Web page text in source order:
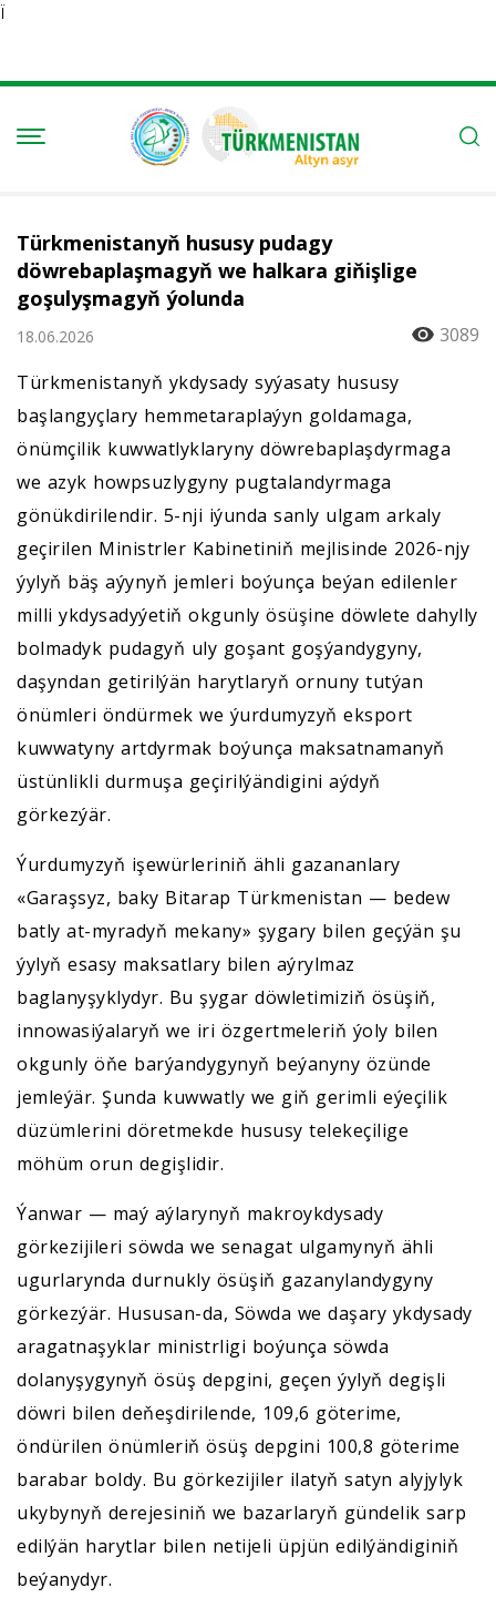
Ï
Türkmenistanyň hususy pudagy
döwrebaplaşmagyň we halkara giňişlige
goşulyşmagyň ýolunda
18.06.2026
3089
Türkmenistanyň ykdysady syýasaty hususy
başlangyçlary hemmetaraplaýyn goldamaga,
önümçilik kuwwatlyklaryny döwrebaplaşdyrmaga
we azyk howpsuzlygyny pugtalandyrmaga
gönükdirilendir. 5-nji iýunda sanly ulgam arkaly
geçirilen Ministrler Kabinetiniň mejlisinde 2026-njy
ýylyň bäş aýynyň jemleri boýunça beýan edilenler
milli ykdysadyýetiň okgunly ösüşine döwlete dahylly
bolmadyk pudagyň uly goşant goşýandygyny,
daşyndan getirilýän harytlaryň ornuny tutýan
önümleri öndürmek we ýurdumyzyň eksport
kuwwatyny artdyrmak boýunça maksatnamanyň
üstünlikli durmuşa geçirilýändigini aýdyň
görkezýär.
Ýurdumyzyň işewürleriniň ähli gazananlary
«Garaşsyz, baky Bitarap Türkmenistan — bedew
batly at-myradyň mekany» şygary bilen geçýän şu
ýylyň esasy maksatlary bilen aýrylmaz
baglanyşyklydyr. Bu şygar döwletimiziň ösüşiň,
innowasiýalaryň we iri özgertmeleriň ýoly bilen
okgunly öňe barýandygynyň beýanyny özünde
jemleýär. Şunda kuwwatly we giň gerimli eýeçilik
düzümlerini döretmekde hususy telekeçilige
möhüm orun degişlidir.
Ýanwar — maý aýlarynyň makroykdysady
görkezijileri söwda we senagat ulgamynyň ähli
ugurlarynda durnukly ösüşiň gazanylandygyny
görkezýär. Hususan-da, Söwda we daşary ykdysady
aragatnaşyklar ministrligi boýunça söwda
dolanyşygynyň ösüş depgini, geçen ýylyň degişli
döwri bilen deňeşdirilende, 109,6 göterime,
öndürilen önümleriň ösüş depgini 100,8 göterime
barabar boldy. Bu görkezijiler ilatyň satyn alyjylyk
ukybynyň derejesiniň we bazarlaryň gündelik sarp
edilýän harytlar bilen netijeli üpjün edilýändiginiň
beýanydyr.